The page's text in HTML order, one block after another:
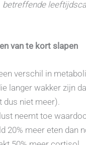
betreffende
van te kort slapen
verschil in
langer wakker zijn
dus niet meer).
neemt toe
20% meer eten dan